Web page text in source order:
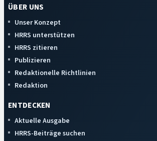
ÜBER UNS
Unser Konzept
HRRS unterstützen
HRRS zitieren
Publizieren
Redaktionelle Richtlinien
Redaktion
ENTDECKEN
Aktuelle Ausgabe
HRRS-Beiträge suchen